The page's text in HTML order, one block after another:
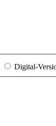
Digital-